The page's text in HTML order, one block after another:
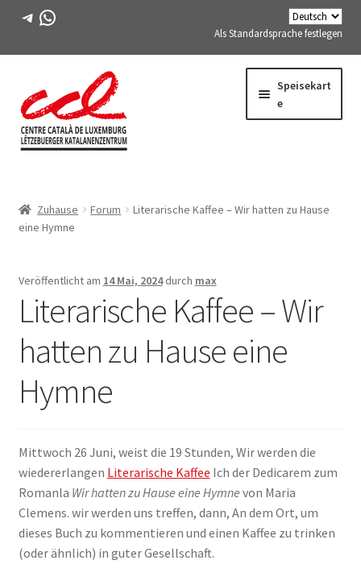
Telegramm
WhatsApp
Als Standardsprache festlegen
zur
Navigation
Inhalt
springen
Speisekart
e
menu
AKTIVITÄTEN
Expand
FES-TE-MITGLIEDER
BUCH
ANMELDEN
Zuhause Forum
Literarische Kaffee – Wir hatten zu Hause
eine Hymne
Veröffentlicht am 14 Mai, 2024 durch max
Literarische Kaffee – Wir
hatten zu Hause eine
Hymne
Mittwoch 26 Juni, weist die 19 Stunden, Wir werden die
wiedererlangen Literarische Kaffee Ich der Dedicarem zum
Romanla Wir hatten zu Hause eine Hymne von Maria
Clemens. wir werden uns treffen, dann, An dem Ort, um
dieses Buch zu kommentieren und einen Kaffee zu trinken
(oder ähnlich) in guter Gesellschaft.